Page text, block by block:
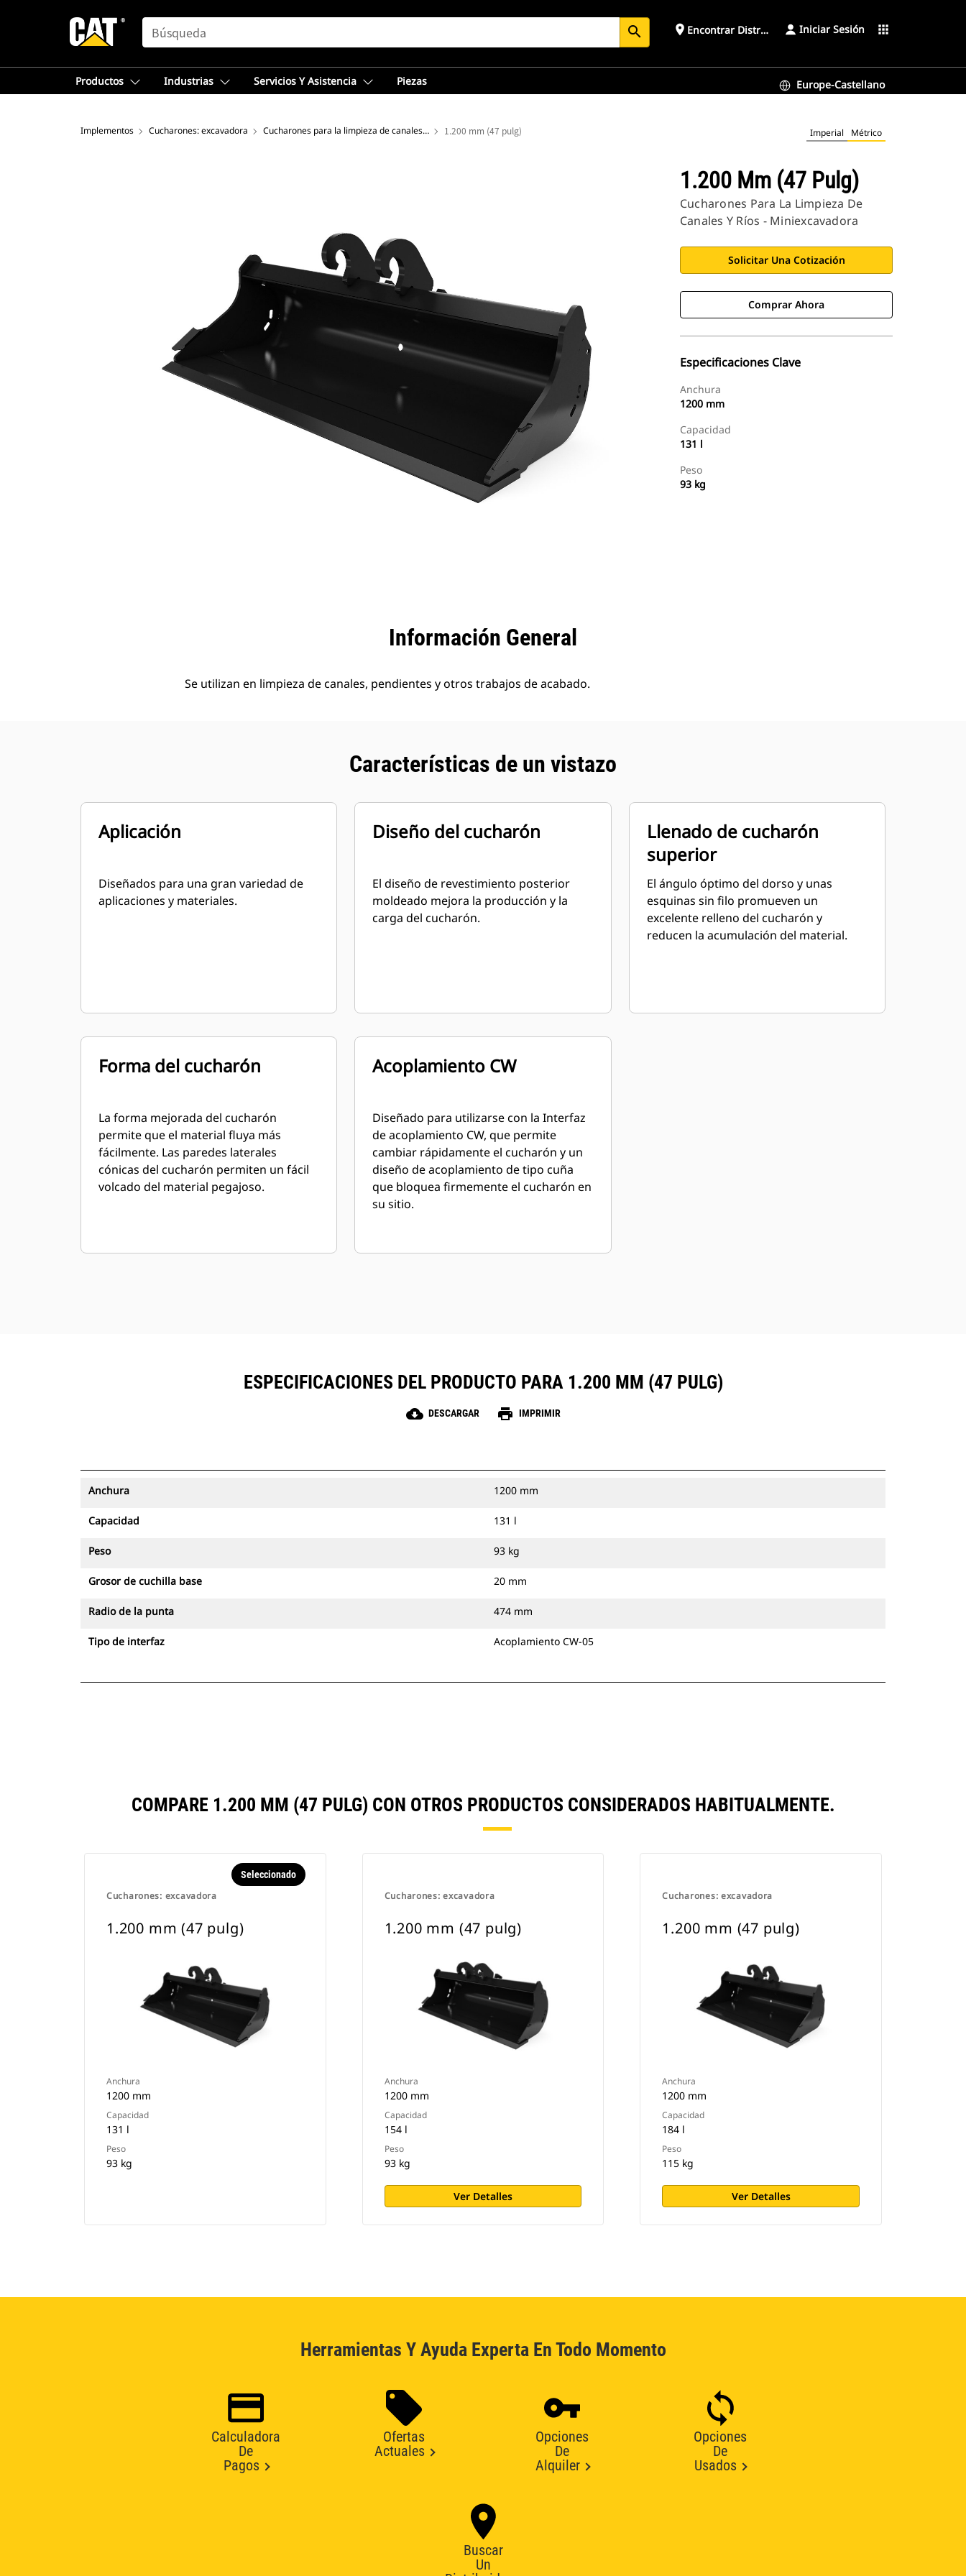
SEARCH search place Encontrar Distribuidor Iniciar Sesión apps
Productos Industrias Servicios Y Asistencia Piezas Europe-Castellano
Implementos Cucharones: excavadora Cucharones para la limpieza de canales y ríos - Miniexcavadora 1.200 mm (47 pulg) Imperial Métrico
1.200 Mm (47 Pulg)
Cucharones Para La Limpieza De
Canales Y Ríos - Miniexcavadora
Solicitar Una Cotización
Comprar Ahora
Especificaciones Clave
Anchura
1200 mm
Capacidad
131 l
Peso
93 kg
Información General
Se utilizan en limpieza de canales, pendientes y otros trabajos de acabado.
Características de un vistazo
Aplicación
Diseñados para una gran variedad de
aplicaciones y materiales.
Diseño del cucharón
El diseño de revestimiento posterior
moldeado mejora la producción y la
carga del cucharón.
Llenado de cucharón
superior
El ángulo óptimo del dorso y unas
esquinas sin filo promueven un
excelente relleno del cucharón y
reducen la acumulación del material.
Forma del cucharón
La forma mejorada del cucharón
permite que el material fluya más
fácilmente. Las paredes laterales
cónicas del cucharón permiten un fácil
volcado del material pegajoso.
Acoplamiento CW
Diseñado para utilizarse con la Interfaz
de acoplamiento CW, que permite
cambiar rápidamente el cucharón y un
diseño de acoplamiento de tipo cuña
que bloquea firmemente el cucharón en
su sitio.
ESPECIFICACIONES DEL PRODUCTO PARA 1.200 MM (47 PULG)
cloud_download DESCARGAR print IMPRIMIR
Anchura 1200 mm
Capacidad 131 l
Peso 93 kg
Grosor de cuchilla base 20 mm
Radio de la punta 474 mm
Tipo de interfaz Acoplamiento CW-05
COMPARE 1.200 MM (47 PULG) CON OTROS PRODUCTOS CONSIDERADOS HABITUALMENTE.
Cucharones: excavadora
Seleccionado
1.200 mm (47 pulg)
Anchura
1200 mm
Capacidad
131 l
Peso
93 kg
Cucharones: excavadora
1.200 mm (47 pulg)
Anchura
1200 mm
Capacidad
154 l
Peso
93 kg
Ver Detalles
Cucharones: excavadora
1.200 mm (47 pulg)
Anchura
1200 mm
Capacidad
184 l
Peso
115 kg
Ver Detalles
Herramientas Y Ayuda Experta En Todo Momento
Calculadora
De
Pagos
Ofertas
Actuales
Opciones
De
Alquiler
Opciones
De
Usados
Buscar
Un